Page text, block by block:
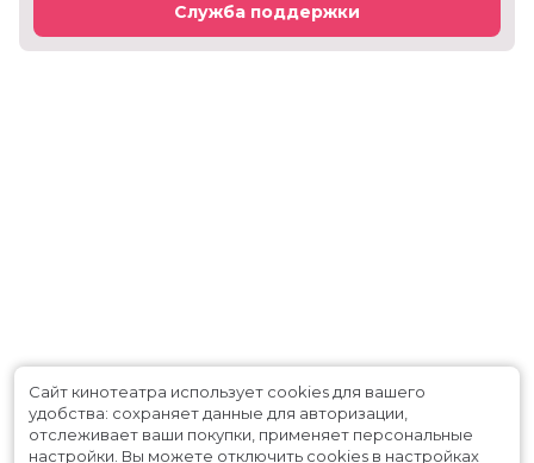
Служба поддержки
Сайт кинотеатра использует cookies для вашего
удобства: сохраняет данные для авторизации,
отслеживает ваши покупки, применяет персональные
настройки. Вы можете отключить cookies в настройках